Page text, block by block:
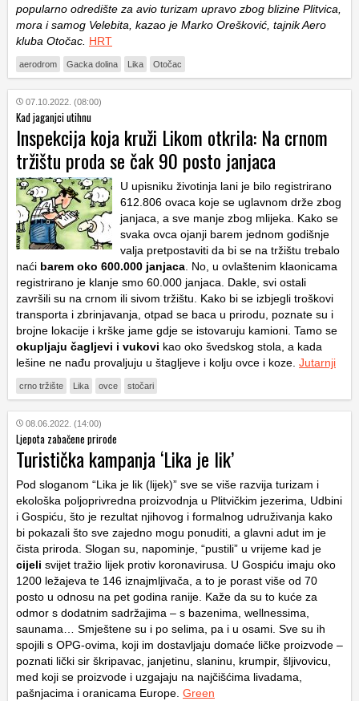
popularno odredište za avio turizam upravo zbog blizine Plitvica,
mora i samog Velebita, kazao je Marko Orešković, tajnik Aero
kluba Otočac. HRT
aerodrom Gacka dolina Lika Otočac
07.10.2022. (08:00)
Kad jaganjci utihnu
Inspekcija koja kruži Likom otkrila: Na crnom
tržištu proda se čak 90 posto janjaca
U upisniku životinja lani je bilo registrirano
612.806 ovaca koje se uglavnom drže zbog
janjaca, a sve manje zbog mlijeka. Kako se
svaka ovca ojanji barem jednom godišnje
valja pretpostaviti da bi se na tržištu trebalo
naći barem oko 600.000 janjaca . No, u ovlaštenim klaonicama
registrirano je klanje smo 60.000 janjaca. Dakle, svi ostali
završili su na crnom ili sivom tržištu. Kako bi se izbjegli troškovi
transporta i zbrinjavanja, otpad se baca u prirodu, poznate su i
brojne lokacije i krške jame gdje se istovaruju kamioni. Tamo se
okupljaju čagljevi i vukovi kao oko švedskog stola, a kada
lešine ne nađu provaljuju u štagljeve i kolju ovce i koze. Jutarnji
crno tržište Lika ovce stočari
08.06.2022. (14:00)
Ljepota zabačene prirode
Turistička kampanja ‘Lika je lik’
Pod sloganom “Lika je lik (lijek)” sve se više razvija turizam i
ekološka poljoprivredna proizvodnja u Plitvičkim jezerima, Udbini
i Gospiću, što je rezultat njihovog i formalnog udruživanja kako
bi pokazali što sve zajedno mogu ponuditi, a glavni adut im je
čista priroda. Slogan su, napominje, “pustili” u vrijeme kad je
cijeli svijet tražio lijek protiv koronavirusa. U Gospiću imaju oko
1200 ležajeva te 146 iznajmljivača, a to je porast više od 70
posto u odnosu na pet godina ranije. Kaže da su to kuće za
odmor s dodatnim sadržajima – s bazenima, wellnessima,
saunama… Smještene su i po selima, pa i u osami. Sve su ih
spojili s OPG-ovima, koji im dostavljaju domaće ličke proizvode –
poznati lički sir škripavac, janjetinu, slaninu, krumpir, šljivovicu,
med koji se proizvode i uzgajaju na najčišćima livadama,
pašnjacima i oranicama Europe. Green